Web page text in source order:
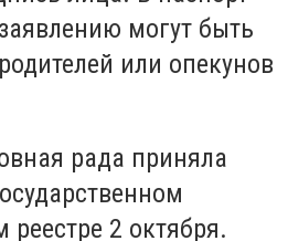
могут быть
или опекунов
рада приняла
2 октября.